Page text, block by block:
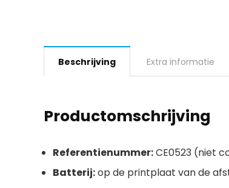
Beschrijving Extra informatie
Productomschrijving
Referentienummer:CE0523 (niet
Batterij:op de printplaat van de